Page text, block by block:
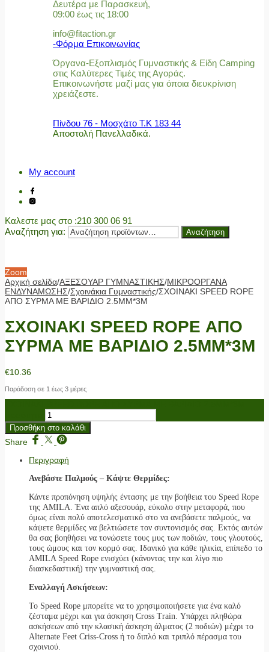
Δευτέρα με Παρασκευή,
09:00 έως τις 18:00
info@fitaction.gr
-Φόρμα Επικοινωνίας
Όργανα-Εξοπλισμός Γυμναστικής & Είδη Camping
στις Καλύτερες Τιμές της Αγοράς.
Επικοινωνήστε μαζί μας για όποια διευκρίνιση
χρειάζεστε.
Πίνδου 76 - Μοσχάτο Τ.Κ 183 44
Αποστολή Πανελλαδικά.
My account
Καλεστε μας στο :210 300 06 91
Αναζήτηση για:
Αναζήτηση
Zoom
Αρχική σελίδα/ΑΞΕΣΟΥΑΡ ΓΥΜΝΑΣΤΙΚΗΣ/ΜΙΚΡΟΟΡΓΑΝΑ
ΕΝΔΥΝΑΜΩΣΗΣ/Σχοινάκια Γυμναστικής/ΣΧΟΙΝΑΚΙ SPEED ROPE
ΑΠΟ ΣΥΡΜΑ ΜΕ ΒΑΡΙΔΙΟ 2.5ΜΜ*3M
ΣΧΟΙΝΑΚΙ SPEED ROPE ΑΠΟ
ΣΥΡΜΑ ΜΕ ΒΑΡΙΔΙΟ 2.5ΜΜ*3M
€10.36
Παράδοση σε 1 έως 3 μέρες
Προσθήκη στο καλάθι
Share
Περιγραφή
Ανεβάστε Παλμούς – Κάψτε Θερμίδες:
Κάντε προπόνηση υψηλής έντασης με την βοήθεια του Speed Rope
της AMILA. Ένα απλό αξεσουάρ, εύκολο στην μεταφορά, που
όμως είναι πολύ αποτελεσματικό στο να ανεβάσετε παλμούς, να
κάψετε θερμίδες να βελτιώσετε τον συντονισμός σας. Εκτός αυτών
θα σας βοηθήσει να τονώσετε τους μυς των ποδιών, τους γλουτούς,
τους ώμους και τον κορμό σας. Ιδανικό για κάθε ηλικία, επίπεδο το
AMILA Speed Rope ενισχύει (κάνοντας την και λίγο πιο
διασκεδαστική) την γυμναστική σας.
Εναλλαγή Ασκήσεων:
Το Speed Rope μπορείτε να το χρησιμοποιήσετε για ένα καλό
ζέσταμα μέχρι και για άσκηση Cross Train. Υπάρχει πληθώρα
ασκήσεων από την κλασική άσκηση άλματος (2 ποδιών) μέχρι το
Alternate Feet Criss-Cross ή το διπλό και τριπλό πέρασμα του
σχοινιού.